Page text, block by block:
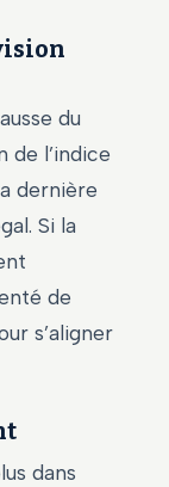
du
de l’indice
dernière
Si la
de
s’aligner
dans